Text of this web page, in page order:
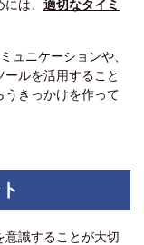
は、 適切なタイミ
ュニケーションや、
ルを活用すること
うきっかけを作って
意識することが大切